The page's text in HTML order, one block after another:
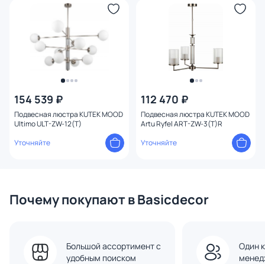
154 539 ₽
Подвесная люстра KUTEK MOOD
Ultimo ULT-ZW-12(T)
Уточняйте
112 470 ₽
Подвесная люстра KUTEK MOOD
Artu Ryfel ART-ZW-3(T)R
Уточняйте
Почему покупают в Basicdecor
Большой ассортимент с
удобным поиском
Один
Количество плафонов
Оформление
Конструкция
Мощность ламп